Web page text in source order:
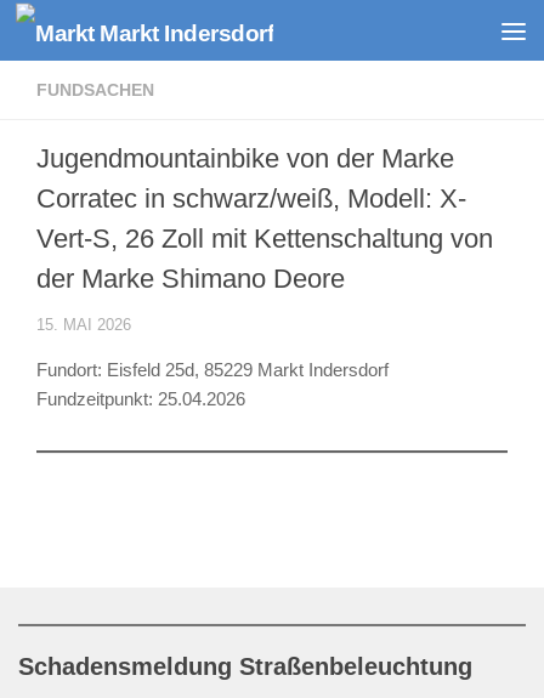
Zum Inhalt springen
FUNDSACHEN
Jugendmountainbike von der Marke
Corratec in schwarz/weiß, Modell: X-
Vert-S, 26 Zoll mit Kettenschaltung von
der Marke Shimano Deore
15. MAI 2026
Fundort: Eisfeld 25d, 85229 Markt Indersdorf
Fundzeitpunkt: 25.04.2026
Schadensmeldung Straßenbeleuchtung